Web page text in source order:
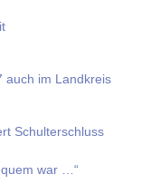
auch im Land­kreis
Schulterschluss
war …“